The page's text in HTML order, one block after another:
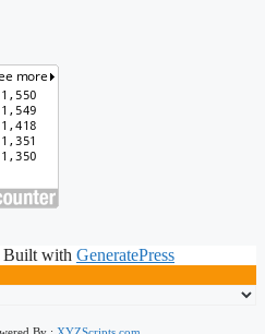
Built with GeneratePress